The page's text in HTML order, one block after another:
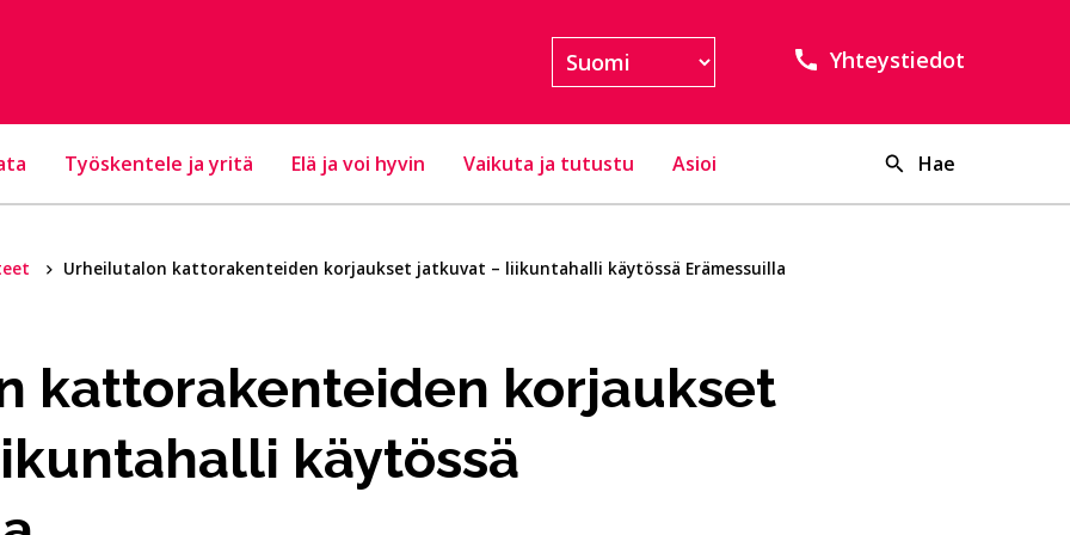
Yhteystiedot
Työskentele ja yritä Elä ja voi hyvin Vaikuta ja tutustu Asioi Hae
Urheilutalon kattorakenteiden korjaukset jatkuvat – liikuntahalli käytössä Erämessuilla
kattorakenteiden korjaukset
käytössä